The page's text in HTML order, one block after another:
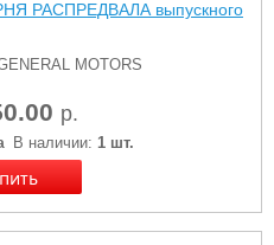
РАСПРЕДВАЛА выпускного
MOTORS
р.
В наличии: 1 шт.